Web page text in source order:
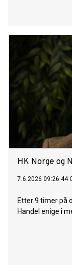
HK Norge og
7.6.2026 09:26:44
Etter 9 timer på
Handel enige i